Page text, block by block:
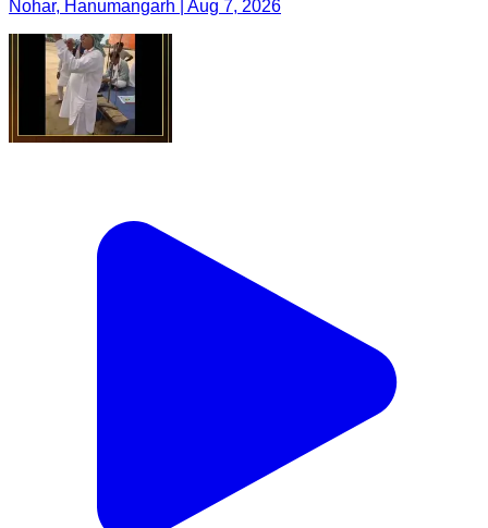
Nohar, Hanumangarh | Aug 7, 2026